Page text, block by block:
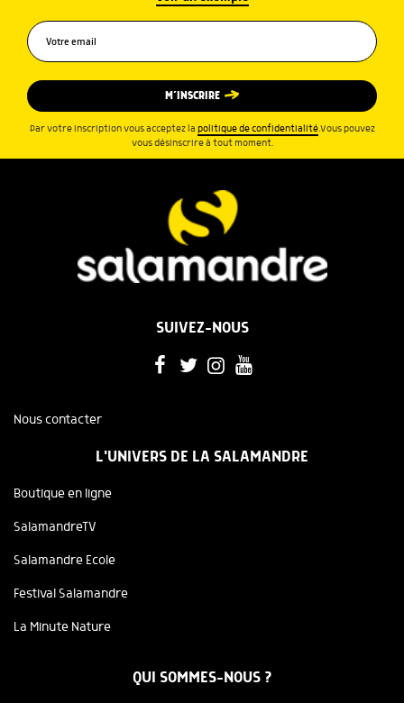
M’INSCRIRE
Par votre inscription vous acceptez la politique de confidentialité.Vous pouvez
vous désinscrire à tout moment.
SUIVEZ-NOUS
Nous contacter
L'UNIVERS DE LA SALAMANDRE
Boutique en ligne
SalamandreTV
Salamandre Ecole
Festival Salamandre
La Minute Nature
QUI SOMMES-NOUS ?